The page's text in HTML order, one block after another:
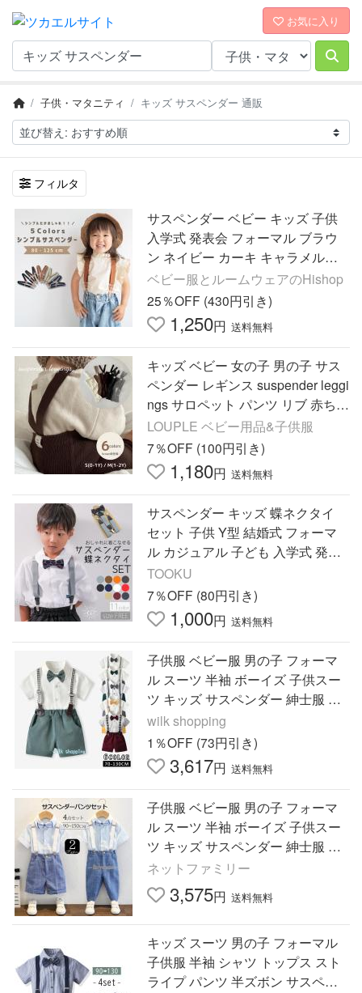
お気に入り
子供・マタニティ キッズ サスペンダー 通販
フィルタ
サスペンダー ベビー キッズ 子供
入学式 発表会 フォーマル ブラウ
ン ネイビー カーキ キャラメル色
金具 おしゃれ 人気 可愛い かわい
い 入園 卒園 準備品
ベビー服とルームウェアのHishop
25％OFF (430円引き)
1,250円 送料無料
キッズ ベビー 女の子 男の子 サス
ペンダー レギンス suspender leggi
ngs サロペット パンツ リブ 赤ちゃ
ん 可愛い おしゃれ 綿
LOUPLE ベビー用品&子供服
7％OFF (100円引き)
1,180円 送料無料
サスペンダー キッズ 蝶ネクタイ
セット 子供 Y型 結婚式 フォーマ
ル カジュアル 子ども 入学式 発表
会 卒園式 おしゃれ
TOOKU
7％OFF (80円引き)
1,000円 送料無料
子供服 ベビー服 男の子 フォーマ
ル スーツ 半袖 ボーイズ 子供スー
ツ キッズ サスペンダー 紳士服 結
婚式 七五三 初節句 発表会 70 80 9
0 100 110 120 130
wilk shopping
1％OFF (73円引き)
3,617円 送料無料
子供服 ベビー服 男の子 フォーマ
ル スーツ 半袖 ボーイズ 子供スー
ツ キッズ サスペンダー 紳士服 結
婚式 七五三 初節句 発表会 90 100
110 120 130 140 150
ネットファミリー
3,575円 送料無料
キッズ スーツ 男の子 フォーマル
子供服 半袖 シャツ トップス スト
ライプ パンツ 半ズボン サスペン